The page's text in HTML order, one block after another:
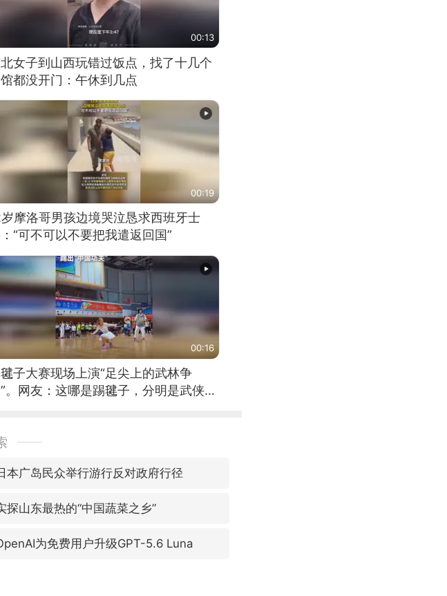
00:13
女子到山西玩错过饭点，找了十几个
都没开门：午休到几点
00:19
岁摩洛哥男孩边境哭泣恳求西班牙士
“可不可以不要把我遣返回国”
00:16
子大赛现场上演“足尖上的武林争
。网友：这哪是踢毽子，分明是武侠片
本广岛民众举行游行反对政府行径
探山东最热的“中国蔬菜之乡”
为免费用户升级GPT-5.6 Luna